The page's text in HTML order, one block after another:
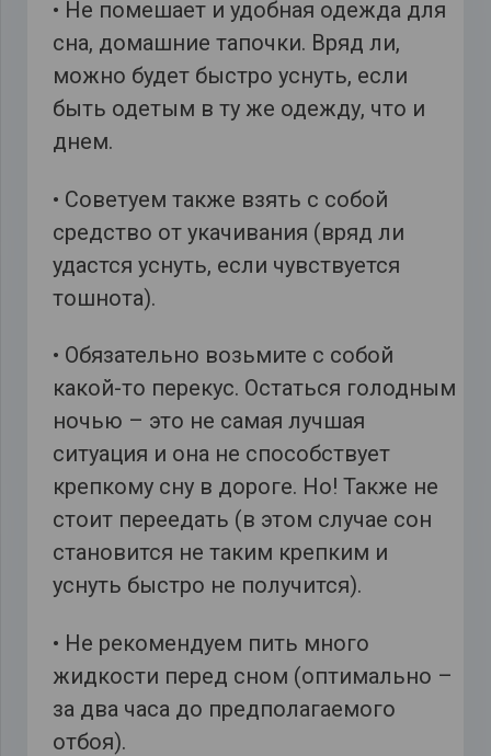
• Не помешает и удобная одежда для
сна, домашние тапочки. Вряд ли,
можно будет быстро уснуть, если
быть одетым в ту же одежду, что и
днем.
• Советуем также взять с собой
средство от укачивания (вряд ли
удастся уснуть, если чувствуется
тошнота).
• Обязательно возьмите с собой
какой-то перекус. Остаться голодным
ночью – это не самая лучшая
ситуация и она не способствует
крепкому сну в дороге. Но! Также не
стоит переедать (в этом случае сон
становится не таким крепким и
уснуть быстро не получится).
• Не рекомендуем пить много
жидкости перед сном (оптимально –
за два часа до предполагаемого
отбоя).